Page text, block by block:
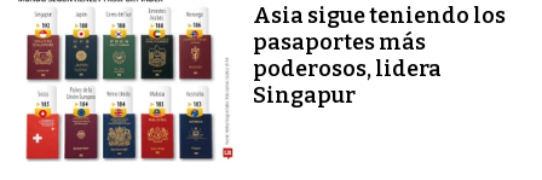
Asia sigue teniendo los
pasaportes más
poderosos, lidera
Singapur